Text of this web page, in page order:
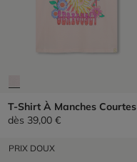
T-Shirt À Manches Courtes
dès 39,00 €
PRIX DOUX